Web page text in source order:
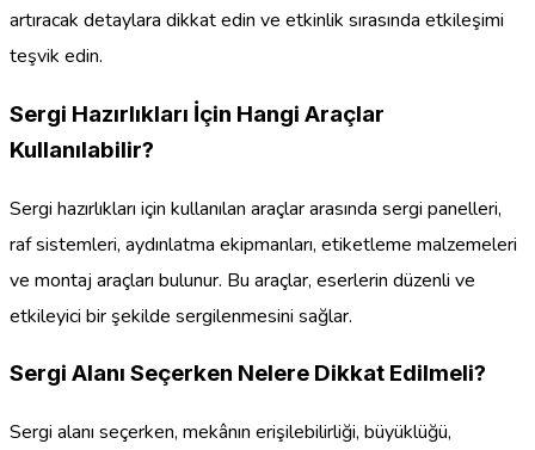
artıracak detaylara dikkat edin ve etkinlik sırasında etkileşimi
teşvik edin.
Sergi Hazırlıkları İçin Hangi Araçlar
Kullanılabilir?
Sergi hazırlıkları için kullanılan araçlar arasında sergi panelleri,
raf sistemleri, aydınlatma ekipmanları, etiketleme malzemeleri
ve montaj araçları bulunur. Bu araçlar, eserlerin düzenli ve
etkileyici bir şekilde sergilenmesini sağlar.
Sergi Alanı Seçerken Nelere Dikkat Edilmeli?
Sergi alanı seçerken, mekânın erişilebilirliği, büyüklüğü,